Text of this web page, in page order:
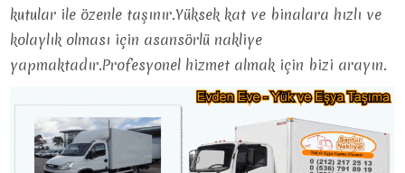
kutular ile özenle taşınır.Yüksek kat ve binalara hızlı ve
kolaylık olması için asansörlü nakliye
yapmaktadır.Profesyonel hizmet almak için bizi arayın.